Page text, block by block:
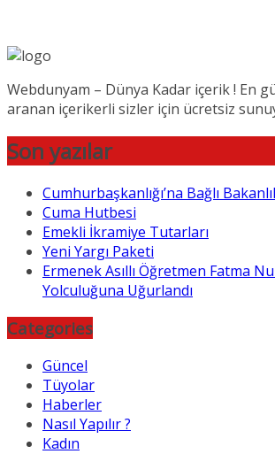
Webdunyam – Dünya Kadar içerik ! En
aranan içerikerli sizler için ücretsiz
Son yazılar
Cumhurbaşkanlığı’na Bağlı
Cuma Hutbesi
Emekli İkramiye Tutarları
Yeni Yargı Paketi
Ermenek Asıllı Öğretmen Fatma
Yolculuğuna Uğurlandı
Categories
Güncel
Tüyolar
Haberler
Nasıl Yapılır ?
Kadın